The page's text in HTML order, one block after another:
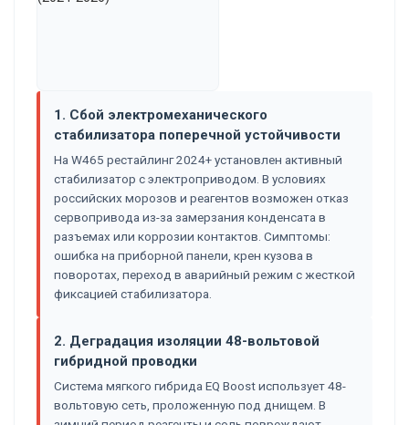
1. Сбой электромеханического
стабилизатора поперечной устойчивости
На W465 рестайлинг 2024+ установлен активный
стабилизатор с электроприводом. В условиях
российских морозов и реагентов возможен отказ
сервопривода из-за замерзания конденсата в
разъемах или коррозии контактов. Симптомы:
ошибка на приборной панели, крен кузова в
поворотах, переход в аварийный режим с жесткой
фиксацией стабилизатора.
2. Деградация изоляции 48-вольтовой
гибридной проводки
Система мягкого гибрида EQ Boost использует 48-
вольтовую сеть, проложенную под днищем. В